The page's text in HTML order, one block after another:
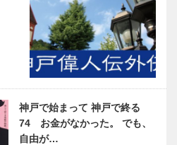
神戸で始まって 神戸で終る
74 お金がなかった。 でも、
自由が…